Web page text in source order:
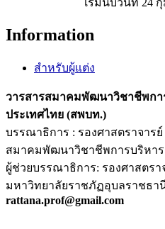
เริ่มนับวันที่ 24
Information
สำหรับผู้แต่ง
วารสารสมาคมพัฒนาวิชาชีพกา
ประเทศไทย (สพบท.)
บรรณาธิการ : รองศาสตราจาร
สมาคมพัฒนาวิชาชีพการบริหาร
ผู้ช่วยบรรณาธิการ: รองศาสตร
มหาวิทยาลัยราชภัฏอุบลราชธา
rattana.prof@gmail.com